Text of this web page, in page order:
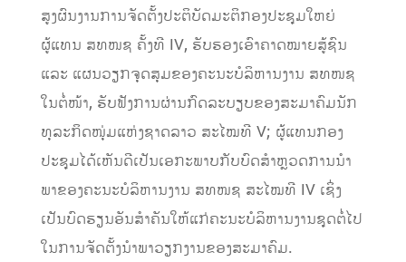
ສູງຜົນງານການຈັດຕັ້ງປະຕິບັດມະຕິກອງປະຊຸມໃຫຍ່
ຜູ້ແທນ ສທໜຊ ຄັ້ງທີ IV, ຮັບຮອງເອົາຄາດໝາຍສູ້ຊົນ
ແລະ ແຜນວຽກຈຸດສຸມຂອງຄະນະບໍລິຫານງານ ສທໜຊ
ໃນຕໍ່ໜ້າ, ຮັບຟັງການຜ່ານກົດລະບຽບຂອງສະມາຄົມນັກ
ທຸລະກິດໜຸ່ມແຫ່ງຊາດລາວ ສະໄໝທີ V; ຜູ້ແທນກອງ
ປະຊຸມໄດ້ເຫັນດີເປັນເອກະພາບກັບບົດສໍາຫຼວດການນໍາ
ພາຂອງຄະນະບໍລິຫານງານ ສທໜຊ ສະໄໝທີ IV ເຊິ່ງ
ເປັນບົດຮຽນອັນສໍາຄັນໃຫ້ແກ່ຄະນະບໍລິຫານງານຊຸດຕໍ່ໄປ
ໃນການຈັດຕັ້ງນໍາພາວຽກງານຂອງສະມາຄົມ.